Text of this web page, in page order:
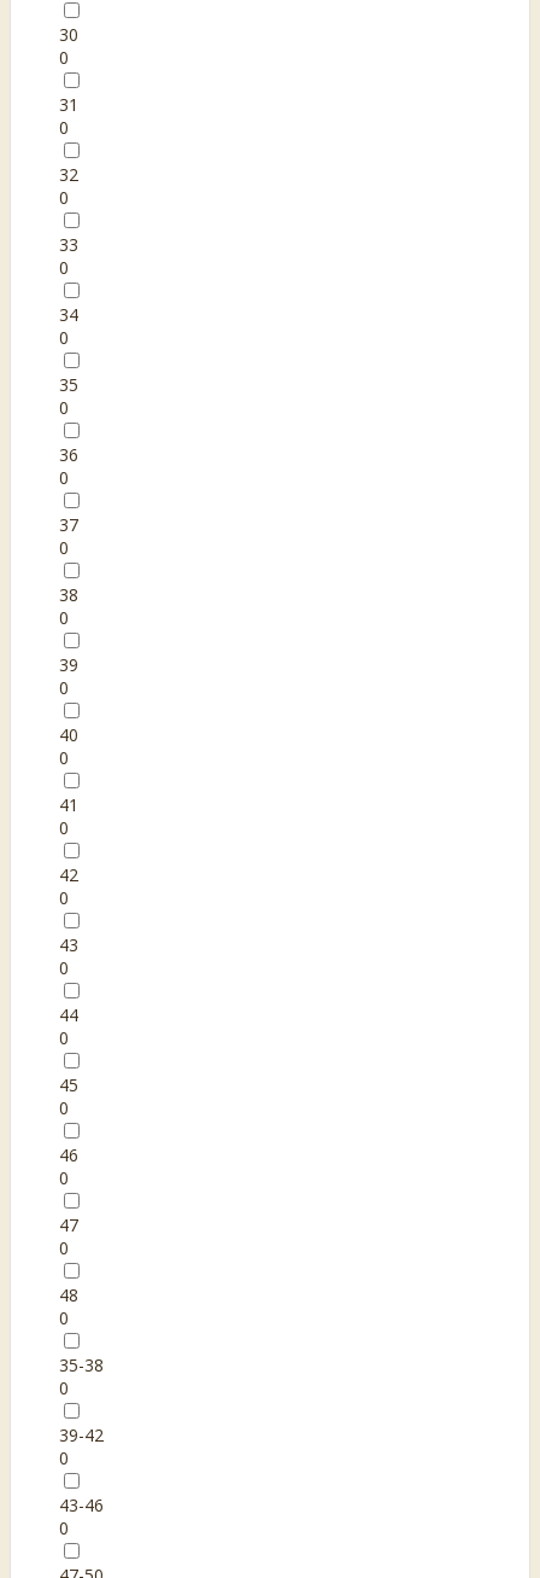
30
0
31
0
32
0
33
0
34
0
35
0
36
0
37
0
38
0
39
0
40
0
41
0
42
0
43
0
44
0
45
0
46
0
47
0
48
0
35-38
0
39-42
0
43-46
0